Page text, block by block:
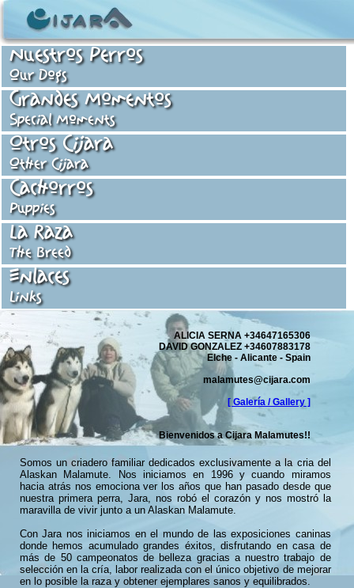
Nuestros Perros
Our Dogs
Grandes Momentos
Special Moments
Otros Cijara
Other Cijara
Cachorros
Puppies
La Raza
The Breed
Enlaces
Links
ALICIA SERNA +34647165306
DAVID GONZALEZ +34607883178
Elche - Alicante - Spain
malamutes@cijara.com
[ Galería / Gallery ]
Bienvenidos a Cijara Malamutes!!
Somos un criadero familiar dedicados exclusivamente a la cria del
Alaskan Malamute. Nos iniciamos en 1996 y cuando miramos
hacia atrás nos emociona ver los años que han pasado desde que
nuestra primera perra, Jara, nos robó el corazón y nos mostró la
maravilla de vivir junto a un Alaskan Malamute.
Con Jara nos iniciamos en el mundo de las exposiciones caninas
donde hemos acumulado grandes éxitos, disfrutando en casa de
más de 50 campeonatos de belleza gracias a nuestro trabajo de
selección en la cría, labor realizada con el único objetivo de mejorar
en lo posible la raza y obtener ejemplares sanos y equilibrados.